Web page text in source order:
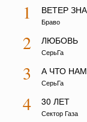
1 ВЕТЕР
Браво
2 ЛЮБОВЬ
СерьГа
3 А ЧТО
СерьГа
4 30 ЛЕТ
Сектор Газа